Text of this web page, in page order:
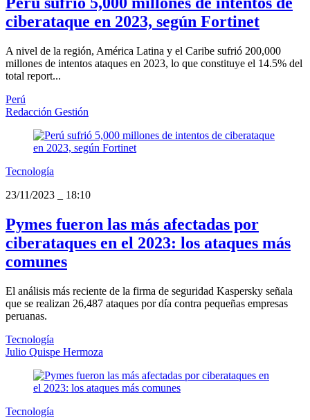
ciberataque en 2023, según Fortinet
A nivel de la región, América Latina y el Caribe sufrió 200,000
millones de intentos ataques en 2023, lo que constituye el 14.5% del
total report...
Perú
Redacción Gestión
Tecnología
23/11/2023
18:10
Pymes fueron las más afectadas por
ciberataques en el 2023: los ataques más
comunes
El análisis más reciente de la firma de seguridad Kaspersky señala
que se realizan 26,487 ataques por día contra pequeñas empresas
peruanas.
Tecnología
Julio Quispe Hermoza
Tecnología